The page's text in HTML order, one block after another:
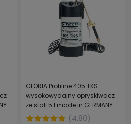
GLORIA Profiline 405 TKS
wysokowydajny opryskiwacz
ze stali 5 l made in GERMANY
(4.80)